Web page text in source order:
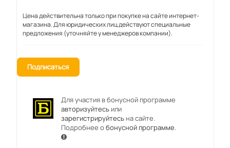
Цена действительна только при покупке на сайте интернет-
магазина. Для юридических лиц действуют специальные
предложения (уточняйте у менеджеров компании).
Подписаться
Для участия в бонусной программе
авторизуйтесьили
зарегистрируйтесьна сайте.
Подробнее обонусной программе.